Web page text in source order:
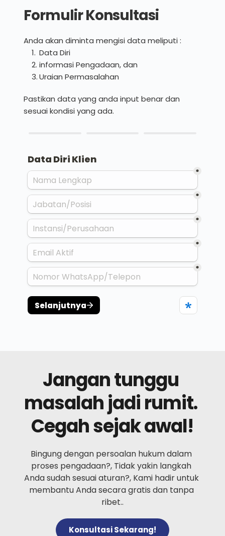
Formulir Konsultasi
Anda akan diminta mengisi data meliputi :
Data Diri
informasi Pengadaan, dan
Uraian Permasalahan
Pastikan data yang anda input benar dan
sesuai kondisi yang ada.
Jangan tunggu
masalah jadi rumit.
Cegah sejak awal!
Bingung dengan persoalan hukum dalam
proses pengadaan?, Tidak yakin langkah
Anda sudah sesuai aturan?, Kami hadir untuk
membantu Anda secara gratis dan tanpa
ribet..
Konsultasi Sekarang!